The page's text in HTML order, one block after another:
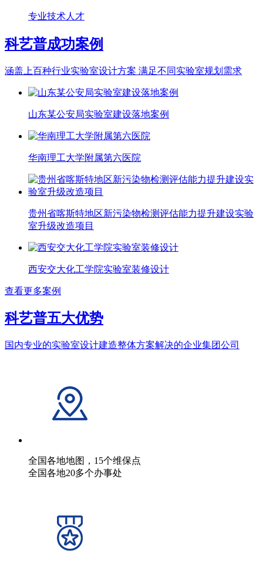
专业技术人才
科艺普成功案例
涵盖上百种行业实验室设计方案 满足不同实验室规划需求
山东某公安局实验室建设落地案例
华南理工大学附属第六医院
贵州省喀斯特地区新污染物检测评估能力提升建设实验
室升级改造项目
西安交大化工学院实验室装修设计
查看更多案例
科艺普五大优势
国内专业的实验室设计建造整体方案解决的企业集团公司
全国各地地图，15个维保点
全国各地20多个办事处